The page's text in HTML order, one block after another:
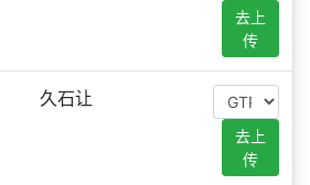
去上
传
久石让
去上
传